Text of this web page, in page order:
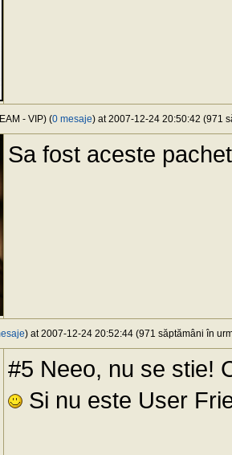
- VIP) (0 mesaje) at 2007-12-24 20:50:42 (971
Sa fost aceste
) at 2007-12-24 20:52:44 (971 săptămâni în
#5 Neeo, nu se stie!
Si nu este User